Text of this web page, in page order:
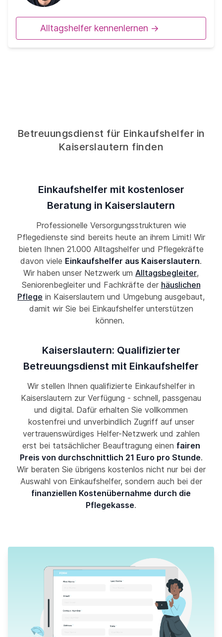
Alltagshelfer kennenlernen ->
Betreuungsdienst für Einkaufshelfer in
Kaiserslautern finden
Einkaufshelfer mit kostenloser
Beratung in Kaiserslautern
Professionelle Versorgungsstrukturen wie
Pflegedienste sind bereits heute an ihrem Limit! Wir
bieten Ihnen 21.000 Alltagshelfer und Pflegekräfte
davon viele Einkaufshelfer aus Kaiserslautern.
Wir haben unser Netzwerk um Alltagsbegleiter,
Seniorenbegleiter und Fachkräfte der häuslichen
Pflege in Kaiserslautern und Umgebung ausgebaut,
damit wir Sie bei Einkaufshelfer unterstützen
können.
Kaiserslautern: Qualifizierter
Betreuungsdienst mit Einkaufshelfer
Wir stellen Ihnen qualifizierte Einkaufshelfer in
Kaiserslautern zur Verfügung - schnell, passgenau
und digital. Dafür erhalten Sie vollkommen
kostenfrei und unverbindlich Zugriff auf unser
vertrauenswürdiges Helfer-Netzwerk und zahlen
erst bei tatsächlicher Beauftragung einen fairen
Preis von durchschnittlich 21 Euro pro Stunde.
Wir beraten Sie übrigens kostenlos nicht nur bei der
Auswahl von Einkaufshelfer, sondern auch bei der
finanziellen Kostenübernahme durch die
Pflegekasse.